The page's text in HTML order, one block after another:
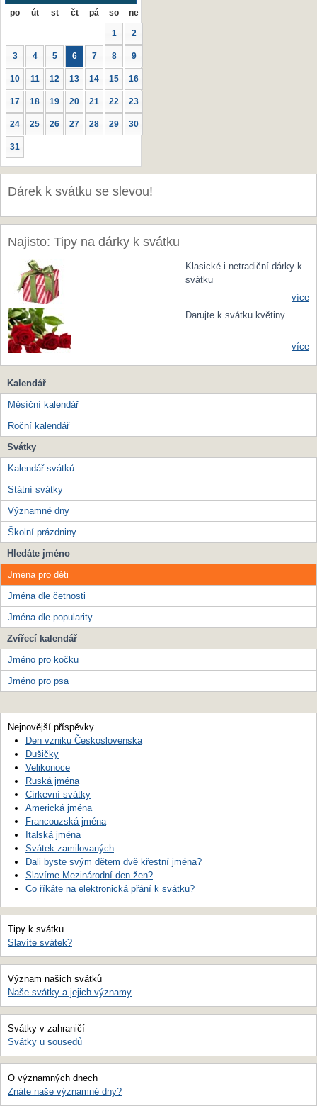
po út st čt pá so ne
1 2
3 4 5 6 7 8 9
10 11 12 13 14 15 16
17 18 19 20 21 22 23
24 25 26 27 28 29 30
31
Dárek k svátku se slevou!
Najisto: Tipy na dárky k svátku
Klasické i netradiční dárky k
svátku
více
Darujte k svátku květiny
více
Kalendář
Měsíční kalendář
Roční kalendář
Svátky
Kalendář svátků
Státní svátky
Významné dny
Školní prázdniny
Hledáte jméno
Jména pro děti
Jména dle četnosti
Jména dle popularity
Zvířecí kalendář
Jméno pro kočku
Jméno pro psa
Nejnovější příspěvky
Den vzniku Československa
Dušičky
Velikonoce
Ruská jména
Církevní svátky
Americká jména
Francouzská jména
Italská jména
Svátek zamilovaných
Dali byste svým dětem dvě křestní jména?
Slavíme Mezinárodní den žen?
Co říkáte na elektronická přání k svátku?
Tipy k svátku
Slavíte svátek?
Význam našich svátků
Naše svátky a jejich významy
Svátky v zahraničí
Svátky u sousedů
O významných dnech
Znáte naše významné dny?